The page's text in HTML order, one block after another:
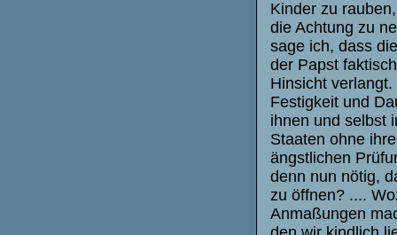
Kinder zu
die Achtung zu
sage ich, dass
der Papst
Hinsicht
Festigkeit und
ihnen und selbst
Staaten ohne
ängstlichen
denn nun nötig,
zu öffnen? ....
Anmaßungen